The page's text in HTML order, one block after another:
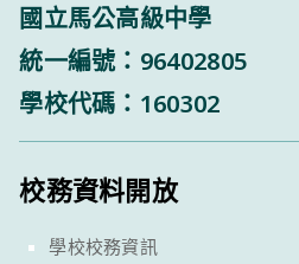
國立馬公高級中學
統一編號：96402805
學校代碼：160302
校務資料開放
學校校務資訊